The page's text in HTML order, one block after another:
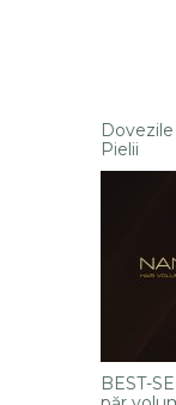
Pielii
BEST-